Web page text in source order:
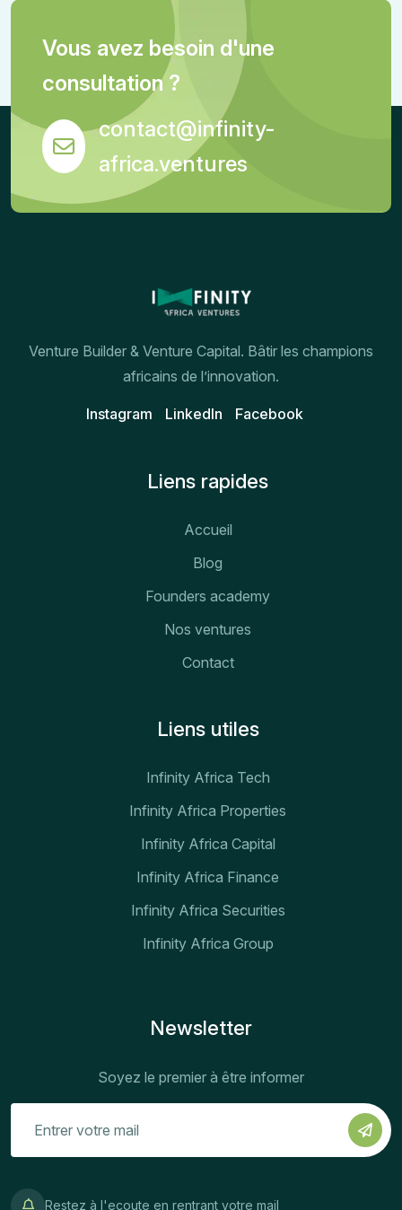
Vous avez besoin d'une
consultation ?
contact@infinity-
africa.ventures
Venture Builder & Venture Capital. Bâtir les champions
africains de l’innovation.
Instagram Linkedln Facebook
Liens rapides
Accueil
Blog
Founders academy
Nos ventures
Contact
Liens utiles
Infinity Africa Tech
Infinity Africa Properties
Infinity Africa Capital
Infinity Africa Finance
Infinity Africa Securities
Infinity Africa Group
Newsletter
Soyez le premier à être informer
Restez à l'ecoute en rentrant votre mail